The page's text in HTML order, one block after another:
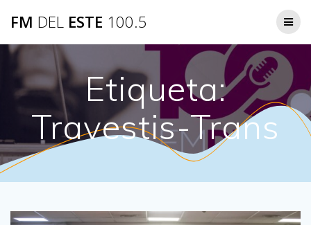
FM DEL ESTE 100.5
Etiqueta:
Travestis-Trans